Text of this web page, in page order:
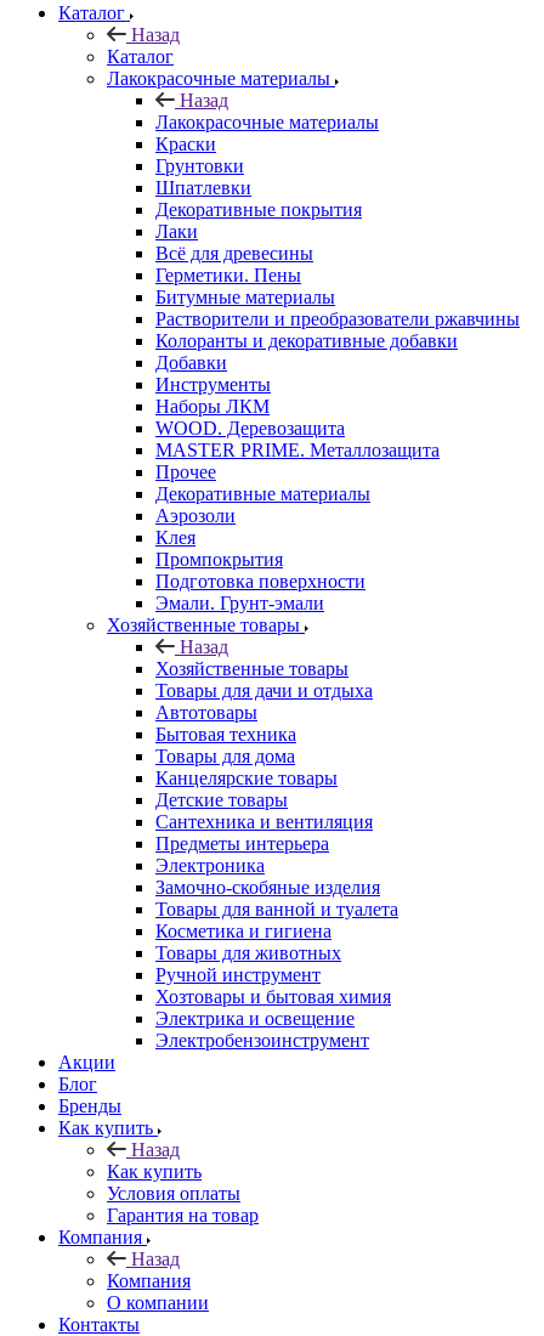
Каталог
Назад
Каталог
Лакокрасочные материалы
Назад
Лакокрасочные материалы
Краски
Грунтовки
Шпатлевки
Декоративные покрытия
Лаки
Всё для древесины
Герметики. Пены
Битумные материалы
Растворители и преобразователи ржавчины
Колоранты и декоративные добавки
Добавки
Инструменты
Наборы ЛКМ
WOOD. Деревозащита
MASTER PRIME. Металлозащита
Прочее
Декоративные материалы
Аэрозоли
Клея
Промпокрытия
Подготовка поверхности
Эмали. Грунт-эмали
Хозяйственные товары
Назад
Хозяйственные товары
Товары для дачи и отдыха
Автотовары
Бытовая техника
Товары для дома
Канцелярские товары
Детские товары
Сантехника и вентиляция
Предметы интерьера
Электроника
Замочно-скобяные изделия
Товары для ванной и туалета
Косметика и гигиена
Товары для животных
Ручной инструмент
Хозтовары и бытовая химия
Электрика и освещение
Электробензоинструмент
Акции
Блог
Бренды
Как купить
Назад
Как купить
Условия оплаты
Гарантия на товар
Компания
Назад
Компания
О компании
Контакты